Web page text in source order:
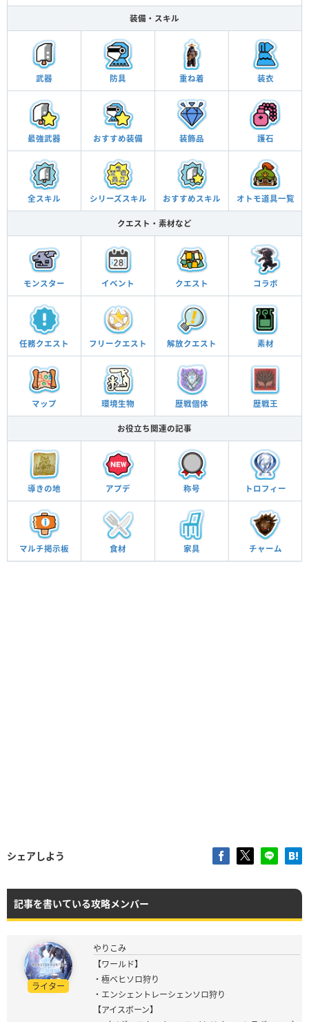
装備・スキル
武器 防具 重ね着 装衣
最強武器 おすすめ装備 装飾品 護石
全スキル シリーズスキル おすすめスキル オトモ道具一覧
クエスト・素材など
モンスター イベント クエスト コラボ
任務クエスト フリークエスト 解放クエスト 素材
マップ 環境生物 歴戦個体 歴戦王
お役立ち関連の記事
導きの地 アプデ 称号 トロフィー
マルチ掲示板 食材 家具 チャーム
シェアしよう
記事を書いている攻略メンバー
ライター
やりこみ
【ワールド】
・極ベヒソロ狩り
・エンシェントレーシェンソロ狩り
【アイスボーン】